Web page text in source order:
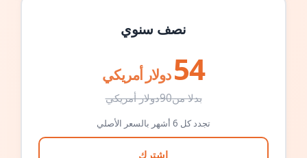
نصف سنوي
54 دولار أمريكي
بدلا من90دولار أمريكي
تجدد كل 6 أشهر بالسعر الأصلي
اشترك